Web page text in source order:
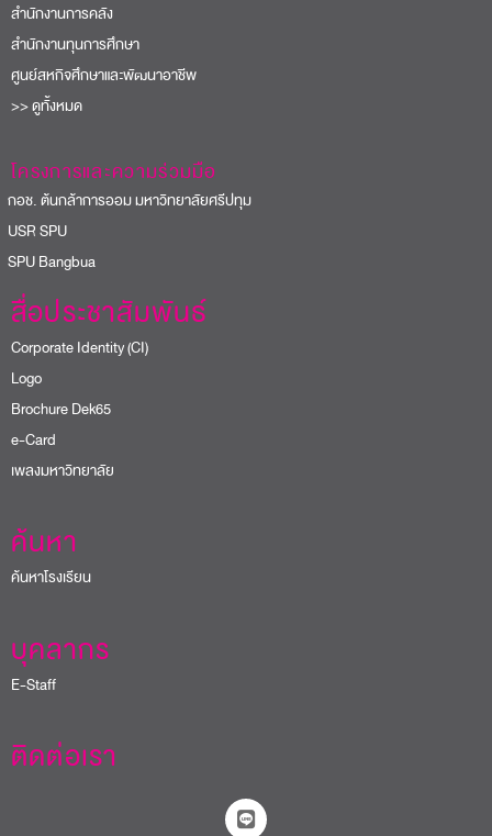
สำนักงานการคลัง
สำนักงานทุนการศึกษา
ศูนย์สหกิจศึกษาและพัฒนาอาชีพ
>> ดูทั้งหมด
โครงการและความร่วมมือ
ช. ต้นกล้าการออม มหาวิทยาลัยศรีปทุม
SPU
Bangbua
สื่อประชาสัมพันธ์
Corporate Identity (CI)
Logo
Brochure Dek65
e-Card
เพลงมหาวิทยาลัย
ค้นหา
ค้นหาโรงเรียน
บุคลากร
E-Staff
ติดต่อเรา